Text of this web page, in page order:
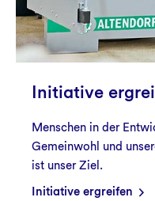
Initiative
Menschen in der
Gemeinwohl und
ist unser Ziel.
Initiative ergreifen